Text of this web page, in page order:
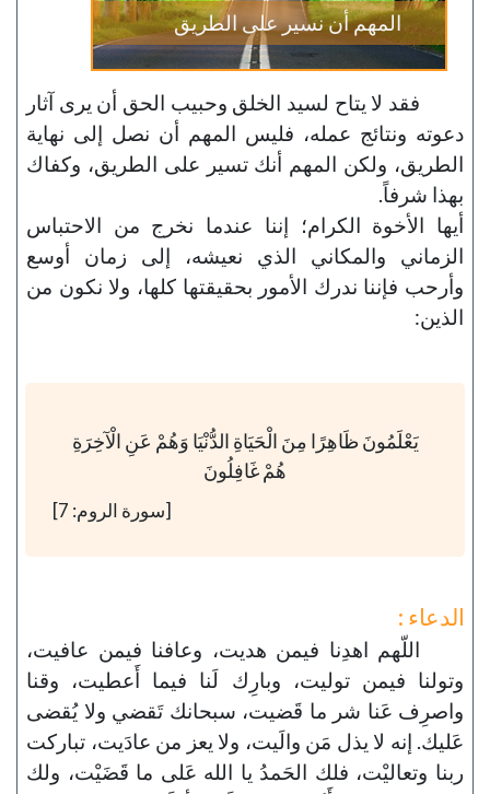
المهم أن نسير على الطريق
فقد لا يتاح لسيد الخلق وحبيب الحق أن يرى آثار
دعوته ونتائج عمله، فليس المهم أن نصل إلى نهاية
الطريق، ولكن المهم أنك تسير على الطريق، وكفاك
بهذا شرفاً.
أيها الأخوة الكرام؛ إننا عندما نخرج من الاحتباس
الزماني والمكاني الذي نعيشه، إلى زمان أوسع
وأرحب فإننا ندرك الأمور بحقيقتها كلها، ولا نكون من
الذين:
يَعْلَمُونَ ظَاهِرًا مِنَ الْحَيَاةِ الدُّنْيَا وَهُمْ عَنِ الْآخِرَةِ
هُمْ غَافِلُونَ
[سورة الروم: 7]
الدعاء :
اللّهم اهدِنا فيمن هديت، وعافنا فيمن عافيت،
وتولنا فيمن توليت، وبارِك لَنا فيما أَعطيت، وقنا
واصرِف عَنا شر ما قَضيت، سبحانك تَقضي ولا يُقضى
عَليك. إنه لا يذل مَن والَيت، ولا يعز من عادَيت، تباركت
ربنا وتعاليْت، فلك الحَمدُ يا الله عَلى ما قَضَيْت، ولك